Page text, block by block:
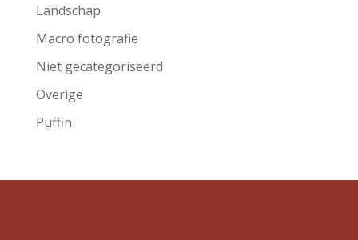
Landschap
Macro fotografie
Niet gecategoriseerd
Overige
Puffin